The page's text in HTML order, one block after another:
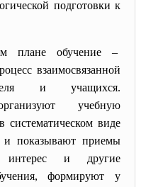
подготовки к
плане обучение –
взаимосвязанной
и учащихся.
учебную
систематическом виде
и показывают приемы
и другие
формируют у